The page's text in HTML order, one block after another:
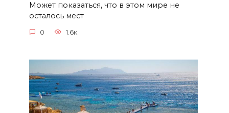
Может показаться, что в этом мире не
осталось мест
0 1.6к.